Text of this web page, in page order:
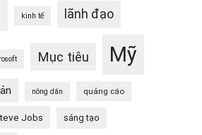
kinh tế lãnh đạo
Mục tiêu Mỹ
nông dân quảng cáo
Jobs sáng tạo